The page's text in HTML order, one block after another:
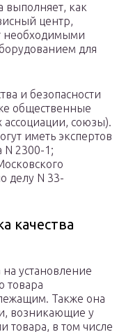
выполняет, как
центр,
необходимыми
для
и безопасности
общественные
союзы).
иметь экспертов
N 2300-1;
делу N 33-
качества
установление
товара
Также она
возникающие у
товара, в том числе